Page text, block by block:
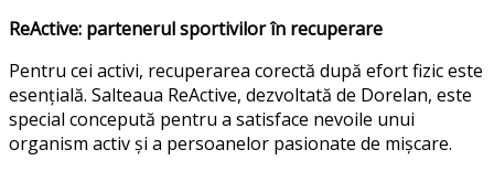
ReActive: partenerul sportivilor în recuperare
Pentru cei activi, recuperarea corectă după efort fizic este
esențială. Salteaua ReActive, dezvoltată de Dorelan, este
special concepută pentru a satisface nevoile unui
organism activ și a persoanelor pasionate de mișcare.